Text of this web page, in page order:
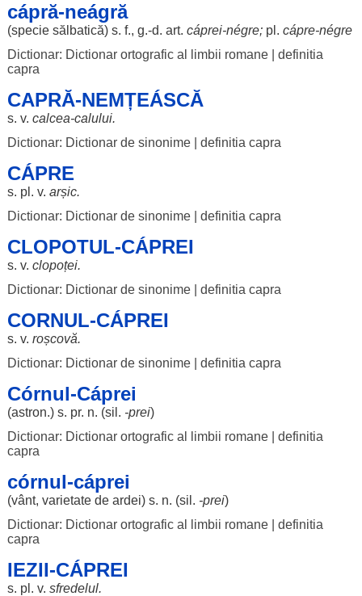
cápră-neágră
(specie sălbatică) s. f., g.-d. art. cáprei-négre;pl. cápre-négre
Dictionar: Dictionar ortografic al limbii romane| definitia
capra
CAPRĂ-NEMȚEÁSCĂ
s. v. calcea-calului.
Dictionar: Dictionar de sinonime| definitia capra
CÁPRE
s. pl. v. arșic.
Dictionar: Dictionar de sinonime| definitia capra
CLOPOTUL-CÁPREI
s. v. clopoței.
Dictionar: Dictionar de sinonime| definitia capra
CORNUL-CÁPREI
s. v. roșcovă.
Dictionar: Dictionar de sinonime| definitia capra
Córnul-Cáprei
(astron.) s. pr. n. (sil . -prei)
Dictionar: Dictionar ortografic al limbii romane| definitia
capra
córnul-cáprei
(vânt, varietatede ardei) s. n. (sil . -prei)
Dictionar: Dictionar ortografic al limbii romane| definitia
capra
IEZII-CÁPREI
s. pl. v. sfredelul.